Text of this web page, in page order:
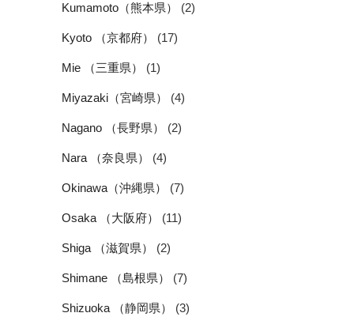
Kumamoto（熊本県） (2)
Kyoto （京都府） (17)
Mie （三重県） (1)
Miyazaki（宮崎県） (4)
Nagano （長野県） (2)
Nara （奈良県） (4)
Okinawa（沖縄県） (7)
Osaka （大阪府） (11)
Shiga （滋賀県） (2)
Shimane （島根県） (7)
Shizuoka （静岡県） (3)